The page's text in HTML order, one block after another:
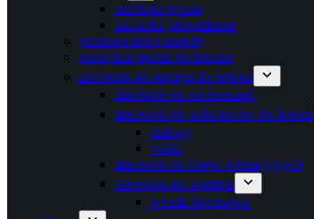
szlifierki ręczne
szlifierki prowadzone
przetwornice i napędy
narzędzia ręczne do betonu
akcesoria do sprzętu do betonu
akcesoria do zacieraczek
akcesoria do wibratorów do betonu
buławy
wałki
akcesoria do listew wibracyjnych
akcesoria do wiertnic
wiertła koronowe